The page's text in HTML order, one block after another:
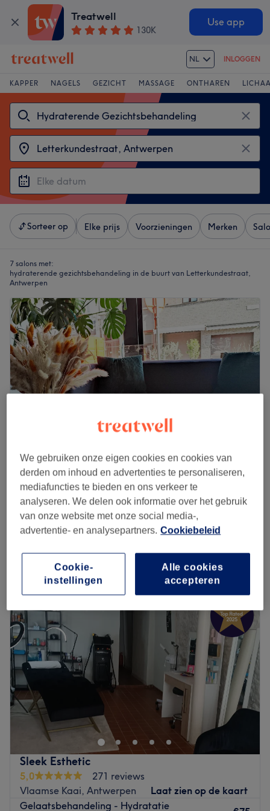
Treatwell
130K
Use app
NL INLOGGEN
KAPPER NAGELS GEZICHT MASSAGE ONTHAREN
Sorteer op Elke prijs Voorzieningen Merken
7 salons met:
hydraterende gezichtsbehandeling in de buurt van Letterkundestraat,
Antwerpen
Hello Beauty
4,8
88 reviews
Paleisstraat, Antwerpen
Laat zien op de kaart
Intense hydratatiebehandeling
1 u 15 min - 1 u 50 min
Maandag 09:00–21:00
Dinsdag
09:00–21:00
Woensdag
09:00–21:00
Donderdag
–21:00
Vrijdag
09:00 –21:00
Zaterdag
09:00 –
20:00
Zondag
Gesloten
Hello Beauty biedt een breed scala aan diensten om aan
al uw schoonheidsbehoeften te voldoen. Onze ervaren
stylisten bieden niet alleen haar knipbeurten en styling
aan, maar ook wimperextensions voor een extra vleugje
glamour. We bieden ook waxbehandelingen en
laserdepilatie voor een langdurige en zachte huid.
Daarnaast hebben we een verscheidenheid aan
gezichtsbehandelingen die zijn afgestemd op uw
Sleek Esthetic
5,0
271 reviews
Vlaamse Kaai, Antwerpen
Laat zien op de kaart
Gelaatsbehandeling - Hydratatie
We gebruiken onze eigen cookies en cookies van
derden om inhoud en advertenties te personaliseren,
mediafuncties te bieden en ons verkeer te
analyseren. We delen ook informatie over het gebruik
van onze website met onze social media-,
advertentie- en analysepartners. Cookiebeleid
Alle cookies
accepteren
Cookie-
instellingen